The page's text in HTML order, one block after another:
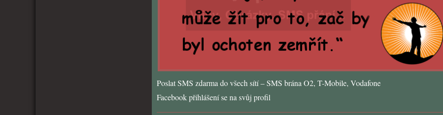
Poslat SMS zdarma do všech sítí – SMS brána O2, T-Mobile, Vodafone
Facebook přihlášení se na svůj profil